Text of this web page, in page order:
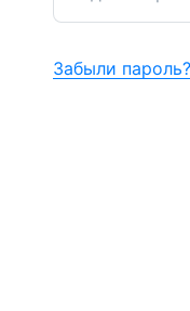
Забыли пароль?